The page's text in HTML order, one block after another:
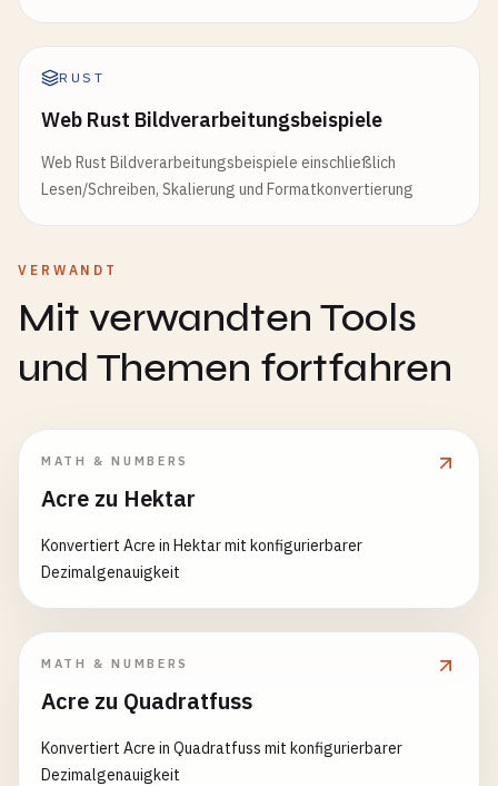
RUST
Web Rust Bildverarbeitungsbeispiele
Web Rust Bildverarbeitungsbeispiele einschließlich
Lesen/Schreiben, Skalierung und Formatkonvertierung
VERWANDT
Mit verwandten Tools
und Themen fortfahren
MATH & NUMBERS
Acre zu Hektar
Konvertiert Acre in Hektar mit konfigurierbarer
Dezimalgenauigkeit
MATH & NUMBERS
Acre zu Quadratfuss
Konvertiert Acre in Quadratfuss mit konfigurierbarer
Dezimalgenauigkeit